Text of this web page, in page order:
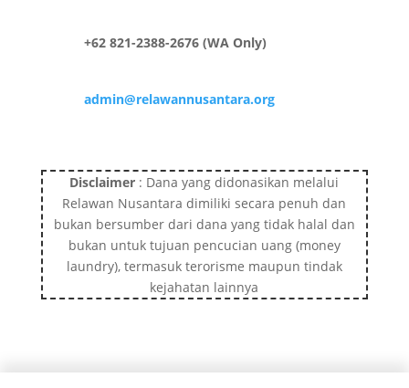
+62 821-2388-2676 (WA Only)
admin@relawannusantara.org
Disclaimer : Dana yang didonasikan melalui
Relawan Nusantara dimiliki secara penuh dan
bukan bersumber dari dana yang tidak halal dan
bukan untuk tujuan pencucian uang (money
laundry), termasuk terorisme maupun tindak
kejahatan lainnya